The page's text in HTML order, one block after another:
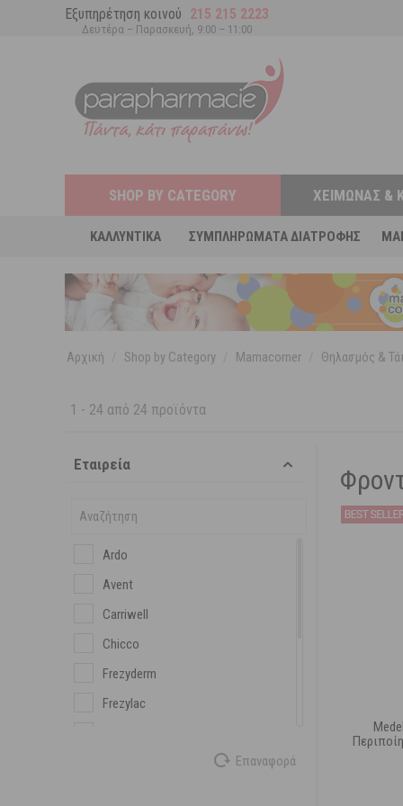
Εξυπηρέτηση κοινού 215 215 2223
Δευτέρα – Παρασκευή, 9:00 – 11:00
SHOP BY CATEGORY
ΚΑΛΛΥΝΤΙΚΆ ΣΥΜΠΛΗΡΏΜΑΤΑ ΔΙΑΤΡΟΦΉΣ
ΧΕΙΜΏΝΑΣ &
Αρχική Shop by Category Mamacorner Θηλασμός &
1 - 24 από 24 προϊόντα
Εταιρεία
Ardo
Avent
Carriwell
Chicco
Frezyderm
Frezylac
Επαναφορά